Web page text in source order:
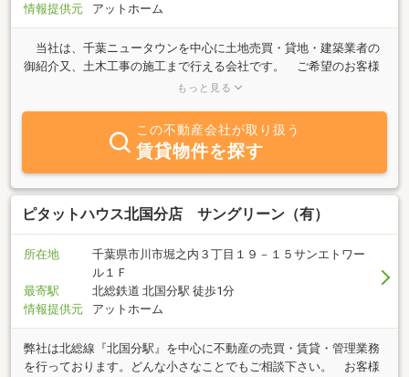
情報提供元
アットホーム
当社は、千葉ニュータウンを中心に土地売買・貸地・建築業者の
御紹介又、土木工事の施工まで行える会社です。 ご希望のお客様
は「不動産・土木工事」の事なら、お気軽に御相談下さい。お客様
もっと見る
この不動産会社が取り扱う
賃貸物件を探す
ピタットハウス北国分店 サングリーン（有）
所在地
千葉県市川市堀之内３丁目１９－１５サンエトワー
ル１Ｆ
最寄駅
北総鉄道 北国分駅 徒歩1分
情報提供元
アットホーム
弊社は北総線『北国分駅』を中心に不動産の売買・賃貸・管理業務
を行っております。どんな小さなことでもご相談下さい。 お客様